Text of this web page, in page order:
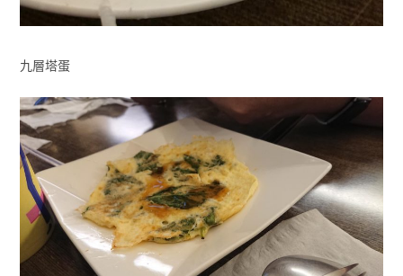
九層塔蛋